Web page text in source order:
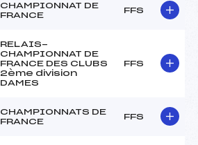
CHAMPIONNAT DE
FRANCE
FFS
RELAIS-
CHAMPIONNAT DE
FRANCE DES CLUBS
2ème division
DAMES
FFS
CHAMPIONNATS DE
FRANCE
FFS